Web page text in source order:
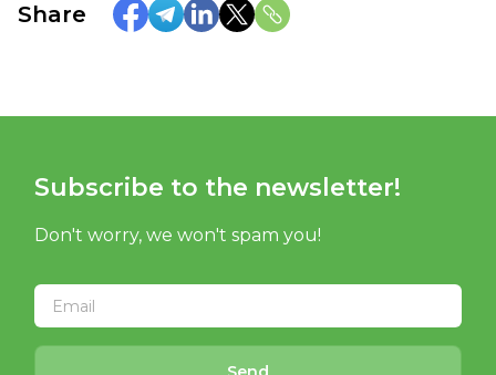
Share
Subscribe to the newsletter!
Don't worry, we won't spam you!